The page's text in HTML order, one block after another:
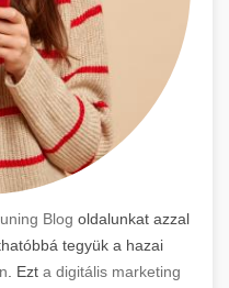
Blog oldalunkat azzal
tegyük a hazai
. Ezt a digitális marketing